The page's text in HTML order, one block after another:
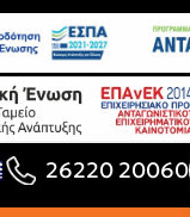
26220 20060